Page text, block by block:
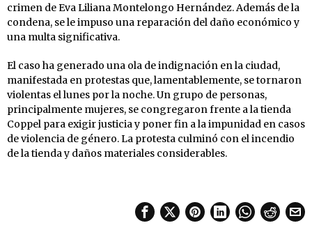
crimen de Eva Liliana Montelongo Hernández. Además de la
condena, se le impuso una reparación del daño económico y
una multa significativa.
El caso ha generado una ola de indignación en la ciudad,
manifestada en protestas que, lamentablemente, se tornaron
violentas el lunes por la noche. Un grupo de personas,
principalmente mujeres, se congregaron frente a la tienda
Coppel para exigir justicia y poner fin a la impunidad en casos
de violencia de género. La protesta culminó con el incendio
de la tienda y daños materiales considerables.